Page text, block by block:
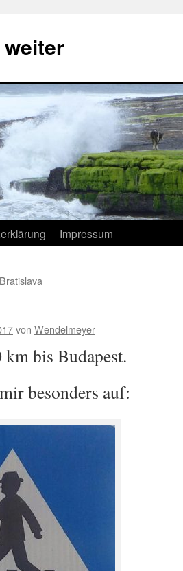
Impressum
von Wendelmeyer
bis Budapest.
besonders auf: